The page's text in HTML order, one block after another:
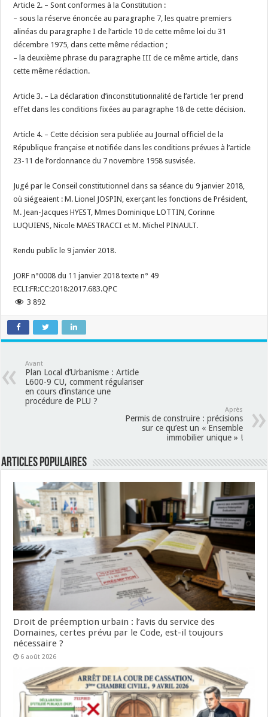
Article 2. – Sont conformes à la Constitution :
– sous la réserve énoncée au paragraphe 7, les quatre premiers
alinéas du paragraphe I de l’article 10 de cette même loi du 31
décembre 1975, dans cette même rédaction ;
– la deuxième phrase du paragraphe III de ce même article, dans
cette même rédaction.
Article 3. – La déclaration d’inconstitutionnalité de l’article 1er prend
effet dans les conditions fixées au paragraphe 18 de cette décision.
Article 4. – Cette décision sera publiée au Journal officiel de la
République française et notifiée dans les conditions prévues à l’article
23-11 de l’ordonnance du 7 novembre 1958 susvisée.
Jugé par le Conseil constitutionnel dans sa séance du 9 janvier 2018,
où siégeaient : M. Lionel JOSPIN, exerçant les fonctions de Président,
M. Jean-Jacques HYEST, Mmes Dominique LOTTIN, Corinne
LUQUIENS, Nicole MAESTRACCI et M. Michel PINAULT.
Rendu public le 9 janvier 2018.
JORF n°0008 du 11 janvier 2018 texte n° 49
ECLI:FR:CC:2018:2017.683.QPC
3 892
Avant
Plan Local d’Urbanisme : Article
L600-9 CU, comment régulariser
en cours d’instance une
procédure de PLU ?
Après
Permis de construire : précisions
sur ce qu’est un « Ensemble
immobilier unique » !
Articles populaires
Droit de préemption urbain : l’avis du service des
Domaines, certes prévu par le Code, est-il toujours
nécessaire ?
6 août 2026